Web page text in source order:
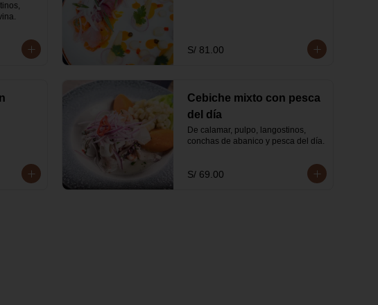
S/ 81.00
Cebiche mixto con pesca
del día
De calamar, pulpo, langostinos,
conchas de abanico y pesca del día.
S/ 69.00